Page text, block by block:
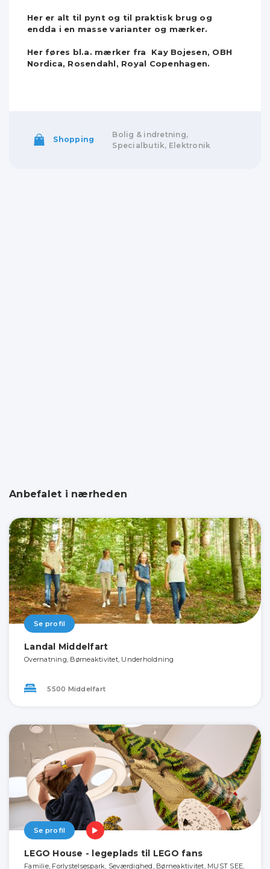
Her er alt til pynt og til praktisk brug og
endda i en masse varianter og mærker.
Her føres bl.a. mærker fra Kay Bojesen, OBH
Nordica, Rosendahl, Royal Copenhagen.
Shopping
Bolig & indretning,
Specialbutik, Elektronik
Anbefalet i nærheden
Se profil
Landal Middelfart
Overnatning, Børneaktivitet, Underholdning
5500 Middelfart
Se profil
LEGO House - legeplads til LEGO fans
Familie, Forlystelsespark, Seværdighed, Børneaktivitet, MUST SEE,